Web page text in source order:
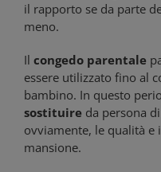
il rapporto se da parte
meno.
Il congedo parentale
essere utilizzato fino al
bambino. In questo
sostituire da persona
ovviamente, le qualità
mansione.